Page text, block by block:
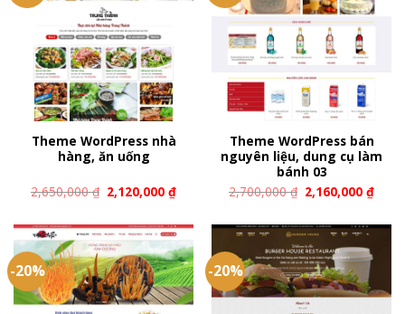
Theme WordPress nhà
hàng, ăn uống
2,650,000₫ 2,120,000₫
Theme WordPress bán
nguyên liệu, dung cụ làm
bánh 03
2,700,000₫ 2,160,000₫
-20% -20%